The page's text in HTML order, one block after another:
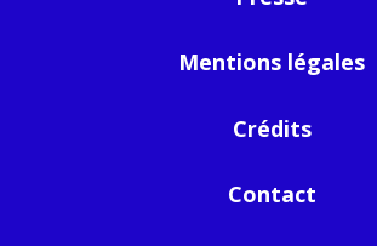
Mentions légales
Crédits
Contact